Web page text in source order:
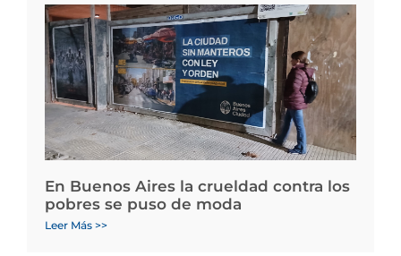
En Buenos Aires la crueldad contra los
pobres se puso de moda
Leer Más >>